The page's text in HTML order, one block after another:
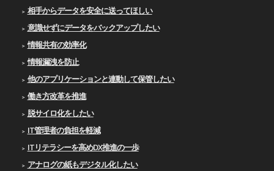
相手からデータを安全に送ってほしい
意識せずにデータをバックアップしたい
情報共有の効率化
情報漏洩を防止
他のアプリケーションと連動して保管したい
働き方改革を推進
脱サイロ化をしたい
IT管理者の負担を軽減
ITリテラシーを高めDX推進の一歩
アナログの紙もデジタル化したい